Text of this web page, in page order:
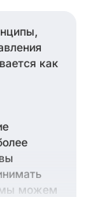
как
мы можем